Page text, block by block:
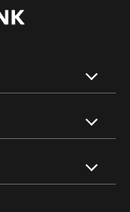
INTERLINK